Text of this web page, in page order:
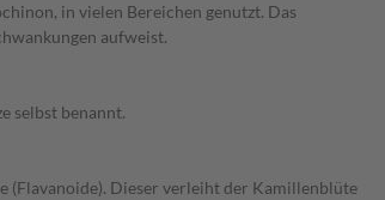
in vielen Bereichen genutzt. Das
aufweist.
selbst benannt.
(Flavanoide). Dieser verleiht der Kamillenblüte